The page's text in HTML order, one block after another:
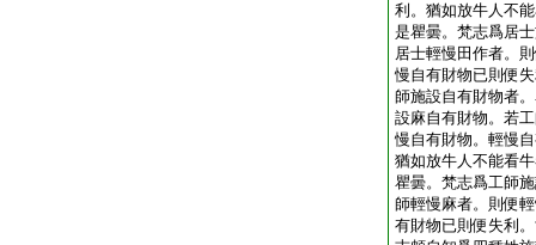
利。猶如放牛人不
是瞿曇。梵志爲居
居士輕慢田作者。
慢自有財物已則便
師施設自有財物者
設麻自有財物。若
慢自有財物。輕慢
猶如放牛人不能看
瞿曇。梵志爲工師
師輕慢麻者。則便
有財物已則便失利